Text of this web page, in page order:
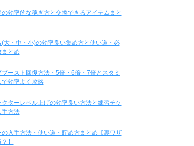
効率的な稼ぎ方と交換できるアイテムまと
(大・中・小)の効率良い集め方と使い道・必
とめ
ブースト回復方法・5倍・6倍・7倍とスタミ
で効率よく攻略
クターレベル上げの効率良い方法と練習チケ
手方法
の入手方法・使い道・貯め方まとめ【裏ワザ
】